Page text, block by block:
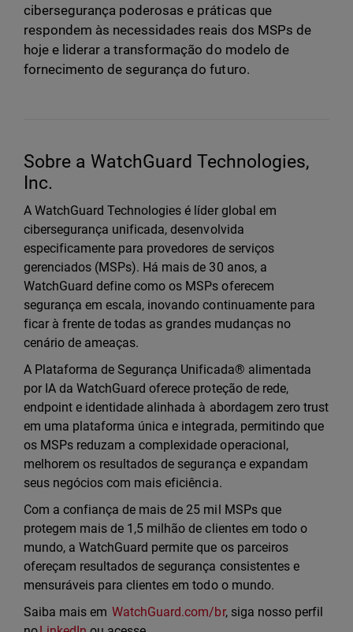
cibersegurança poderosas e práticas que
respondem às necessidades reais dos MSPs de
hoje e liderar a transformação do modelo de
fornecimento de segurança do futuro.
Sobre a WatchGuard Technologies,
Inc.
A WatchGuard Technologies é líder global em
cibersegurança unificada, desenvolvida
especificamente para provedores de serviços
gerenciados (MSPs). Há mais de 30 anos, a
WatchGuard define como os MSPs oferecem
segurança em escala, inovando continuamente para
ficar à frente de todas as grandes mudanças no
cenário de ameaças.
A Plataforma de Segurança Unificada® alimentada
por IA da WatchGuard oferece proteção de rede,
endpoint e identidade alinhada à abordagem zero trust
em uma plataforma única e integrada, permitindo que
os MSPs reduzam a complexidade operacional,
melhorem os resultados de segurança e expandam
seus negócios com mais eficiência.
Com a confiança de mais de 25 mil MSPs que
protegem mais de 1,5 milhão de clientes em todo o
mundo, a WatchGuard permite que os parceiros
ofereçam resultados de segurança consistentes e
mensuráveis para clientes em todo o mundo.
Saiba mais emWatchGuard.com/br, siga nosso perfil